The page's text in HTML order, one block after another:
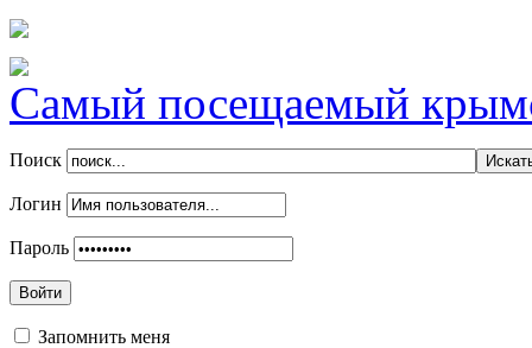
Самый посещаемый
Поиск
Логин
Пароль
Войти
Запомнить меня